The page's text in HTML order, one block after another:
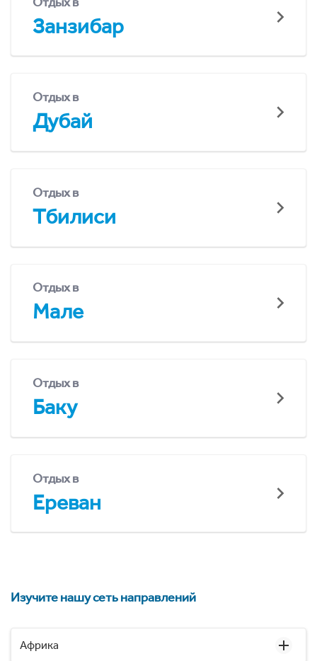
Занзибар
Отдых в
Дубай
Отдых в
Тбилиси
Отдых в
Мале
Отдых в
Баку
Отдых в
Ереван
Изучите нашу сеть направлений
Африка